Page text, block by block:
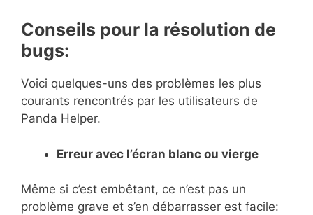
Conseils pour la résolution de
bugs:
Voici quelques-uns des problèmes les plus
courants rencontrés par les utilisateurs de
Panda Helper.
Erreur avec l’écran blanc ou vierge
Même si c’est embêtant, ce n’est pas un
problème grave et s’en débarrasser est facile: